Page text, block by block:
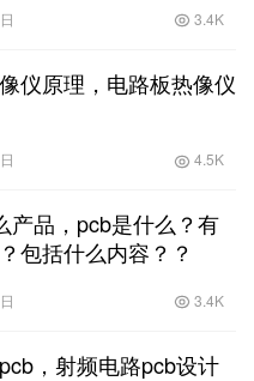
3.4K
仪原理，电路板热像仪
4.5K
产品，pcb是什么？有
包括什么内容？？
3.4K
，射频电路pcb设计